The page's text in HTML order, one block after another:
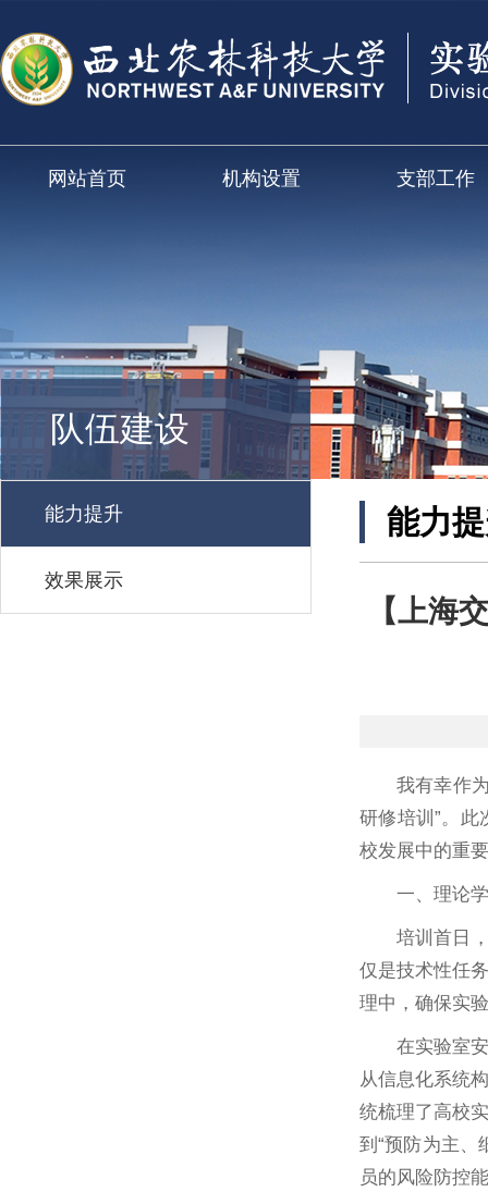
网站首页 机构设置 支部工作
队伍建设
能力提升
效果展示
能力
【上海
我有幸作
研修培训”。
校发展中的重
一、理论
培训首日
仅是技术性任
理中，确保实
在实验室
从信息化系统
统梳理了高校
到“预防为主、
员的风险防控